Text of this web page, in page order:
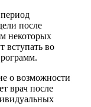
после
некоторых
вступать во
о возможности
врач после